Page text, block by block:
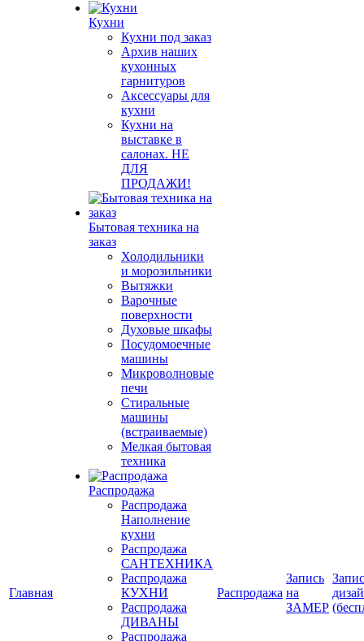
Главная
Кухни
Кухни под заказ
Архив наших
кухонных
гарнитуров
Аксессуары для
кухни
Кухни на
выставке в
салонах. НЕ
ДЛЯ
ПРОДАЖИ!
Бытовая техника на
заказ
Холодильники
и морозильники
Вытяжки
Варочные
поверхности
Духовые шкафы
Посудомоечные
машины
Микроволновые
печи
Стиральные
машины
(встраиваемые)
Мелкая бытовая
техника
Распродажа
Распродажа
Наполнение
кухни
Распродажа
САНТЕХНИКА
Распродажа
КУХНИ
Распродажа
ДИВАНЫ
Распродажа
Распродажа
Запись
на
ЗАМЕР